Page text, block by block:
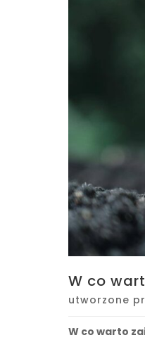
W co
utworzone
W co warto